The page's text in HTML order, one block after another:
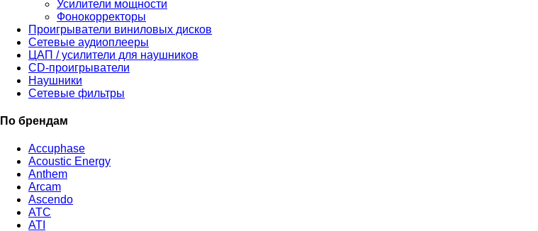
Усилители мощности
Фонокорректоры
Проигрыватели виниловых дисков
Сетевые аудиоплееры
ЦАП / усилители для наушников
CD-проигрыватели
Наушники
Сетевые фильтры
По брендам
Accuphase
Acoustic Energy
Anthem
Arcam
Ascendo
ATC
ATI